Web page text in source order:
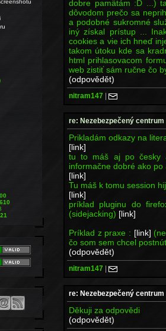
dobre pamätám :D ...)
dôvodom prečo sa
a podobné sukromné
iný získal prístup ...
cookies a vie ich hneď
takom útoku kde sa
html prihlasovacom
web zistiť sám ručne čo
(odpovědět)
nitram147 |
re: Nezebezpečený centrum
Prikladám odkazy na
[link]
tu to máš aj po česky
informačne dobré ako po
[link]
Tu máš k tomu session
[link]
príklad pluginu do
(sidejacking) [link]
Príklad z praxe : [link]
čo som sem chcel
(odpovědět)
nitram147 |
re: Nezebezpečený centrum
Děkuji za odpovědi
(odpovědět)